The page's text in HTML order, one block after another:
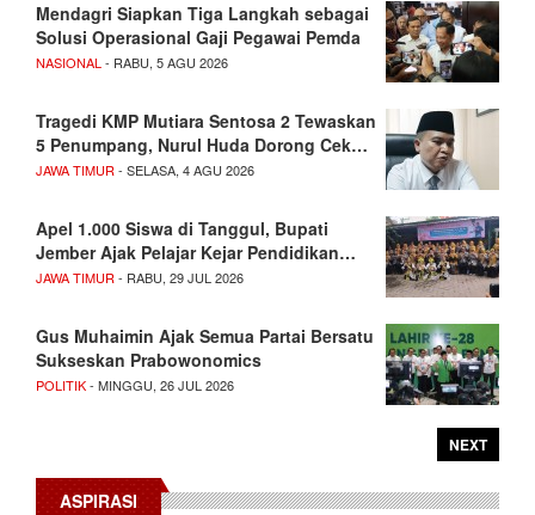
Mendagri Siapkan Tiga Langkah sebagai
Solusi Operasional Gaji Pegawai Pemda
NASIONAL - RABU, 5 AGU 2026
Tragedi KMP Mutiara Sentosa 2 Tewaskan
5 Penumpang, Nurul Huda Dorong Cek…
JAWA TIMUR - SELASA, 4 AGU 2026
Apel 1.000 Siswa di Tanggul, Bupati
Jember Ajak Pelajar Kejar Pendidikan…
JAWA TIMUR - RABU, 29 JUL 2026
Gus Muhaimin Ajak Semua Partai Bersatu
Sukseskan Prabowonomics
POLITIK- MINGGU, 26 JUL 2026
NEXT
ASPIRASI